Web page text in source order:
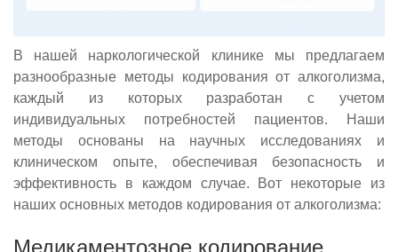
В нашей наркологической клинике мы предлагаем
разнообразные методы кодирования от алкоголизма,
каждый из которых разработан с учетом
индивидуальных потребностей пациентов. Наши
методы основаны на научных исследованиях и
клиническом опыте, обеспечивая безопасность и
эффективность в каждом случае. Вот некоторые из
наших основных методов кодирования от алкоголизма: